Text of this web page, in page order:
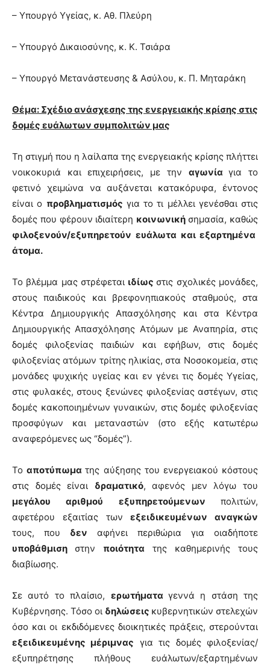
– Υπουργό Υγείας, κ. Αθ. Πλεύρη
– Υπουργό Δικαιοσύνης, κ. Κ. Τσιάρα
– Υπουργό Μετανάστευσης & Ασύλου, κ. Π. Μηταράκη
Θέμα: Σχέδιο ανάσχεσης της ενεργειακής κρίσης στις
δομές ευάλωτων συμπολιτών μας
Τη στιγμή που η λαίλαπα της ενεργειακής κρίσης πλήττει
νοικοκυριά και επιχειρήσεις, με την αγωνίαγια το
φετινό χειμώνα να αυξάνεται κατακόρυφα, έντονος
είναι ο προβληματισμός για το τι μέλλει γενέσθαι στις
δομές που φέρουν ιδιαίτερη κοινωνική σημασία, καθώς
φιλοξενούν/εξυπηρετούν ευάλωτα και εξαρτημένα
άτομα.
Το βλέμμα μας στρέφεται ιδίως στις σχολικές μονάδες,
στους παιδικούς και βρεφονηπιακούς σταθμούς, στα
Κέντρα Δημιουργικής Απασχόλησης και στα Κέντρα
Δημιουργικής Απασχόλησης Ατόμων με Αναπηρία, στις
δομές φιλοξενίας παιδιών και εφήβων, στις δομές
φιλοξενίας ατόμων τρίτης ηλικίας, στα Νοσοκομεία, στις
μονάδες ψυχικής υγείας και εν γένει τις δομές Υγείας,
στις φυλακές, στους ξενώνες φιλοξενίας αστέγων, στις
δομές κακοποιημένων γυναικών, στις δομές φιλοξενίας
προσφύγων και μεταναστών (στο εξής κατωτέρω
αναφερόμενες ως “δομές”).
Τοαποτύπωματης αύξησης του ενεργειακού κόστους
στις δομές είναι δραματικό, αφενός μεν λόγω του
μεγάλου αριθμού εξυπηρετούμενων πολιτών,
αφετέρου εξαιτίας τωνεξειδικευμένων αναγκών
τους, που δεν αφήνει περιθώρια για οιαδήποτε
υποβάθμιση στην ποιότητα της καθημερινής τους
διαβίωσης.
Σε αυτό το πλαίσιο, ερωτήματα γεννά η στάση της
Κυβέρνησης. Τόσο οι δηλώσεις κυβερνητικών στελεχών
όσο και οι εκδιδόμενες διοικητικές πράξεις, στερούνται
εξειδικευμένης μέριμνας για τις δομές φιλοξενίας/
εξυπηρέτησης πλήθους ευάλωτων/εξαρτημένων